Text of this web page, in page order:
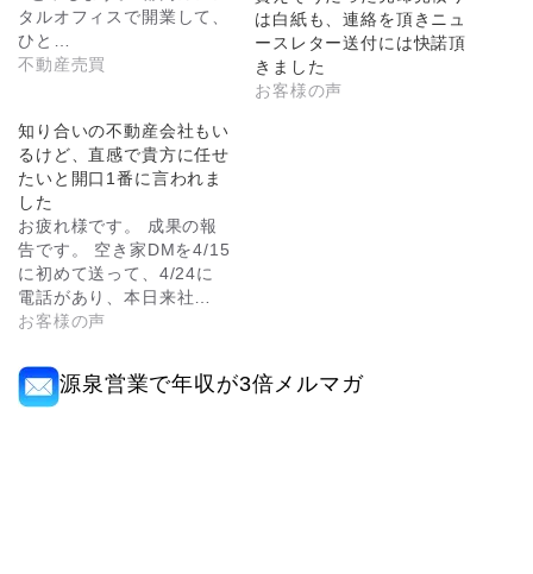
タルオフィスで開業して、
ひと…
不動産売買
は白紙も、連絡を頂きニュ
ースレター送付には快諾頂
きました
お客様の声
知り合いの不動産会社もい
るけど、直感で貴方に任せ
たいと開口1番に言われま
した
お疲れ様です。 成果の報
告です。 空き家DMを4/15
に初めて送って、4/24に
電話があり、本日来社…
お客様の声
源泉営業で年収が3倍メルマガ